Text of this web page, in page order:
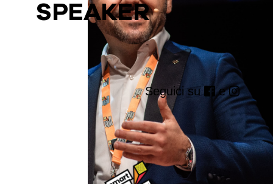
SPEAKER
Seguici su e